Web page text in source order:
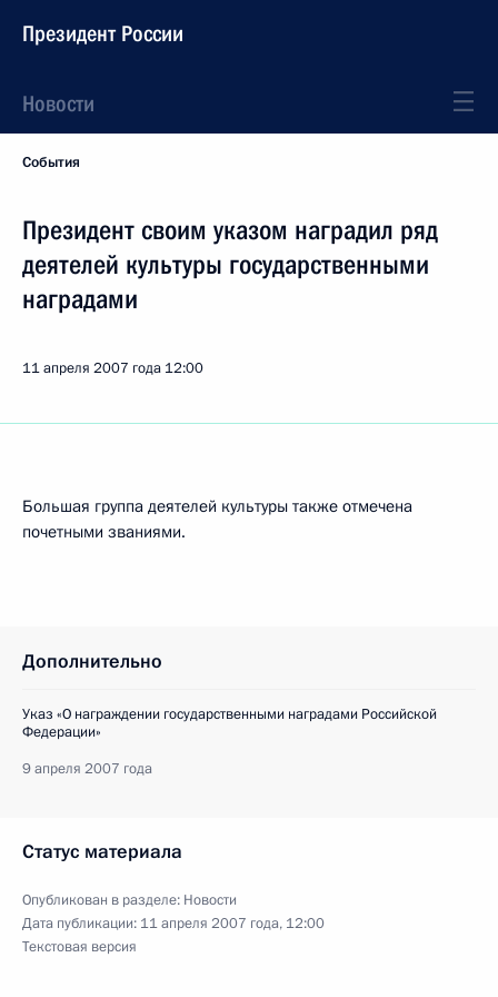
Президент России
Новости
События
Президент своим указом наградил ряд
деятелей культуры государственными
наградами
11 апреля 2007 года 12:00
Большая группа деятелей культуры также отмечена
почетными званиями.
Дополнительно
Указ «О награждении государственными наградами Российской
Федерации»
9 апреля 2007 года
Статус материала
Опубликован в разделе: Новости
Дата публикации: 11 апреля 2007 года, 12:00
Текстовая версия